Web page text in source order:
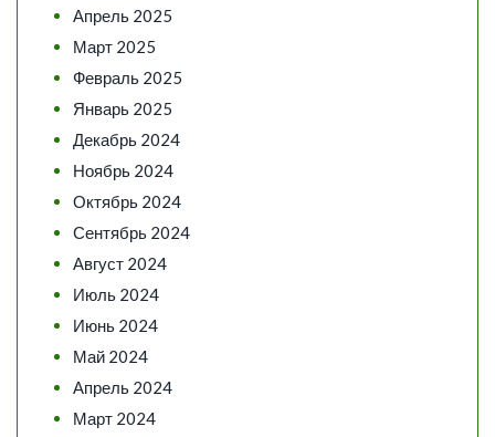
Апрель 2025
Март 2025
Февраль 2025
Январь 2025
Декабрь 2024
Ноябрь 2024
Октябрь 2024
Сентябрь 2024
Август 2024
Июль 2024
Июнь 2024
Май 2024
Апрель 2024
Март 2024